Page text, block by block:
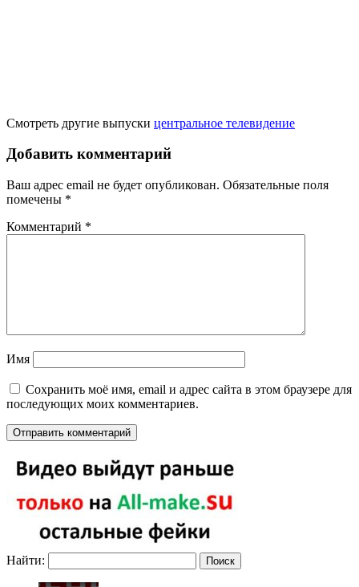
Смотреть другие выпуски центральное телевидение
Добавить комментарий
Ваш адрес email не будет опубликован. Обязательные поля
помечены *
Комментарий *
Имя
Сохранить моё имя, email и адрес сайта в этом браузере для
последующих моих комментариев.
Найти: